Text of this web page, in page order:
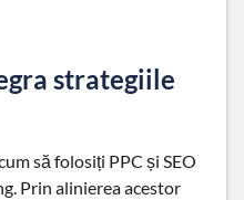
strategiile
să folosiți PPC și SEO
Prin alinierea acestor